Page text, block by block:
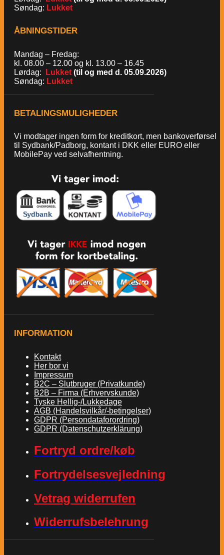
Søndag: Lukket
ÅBNINGSTIDER
Mandag – Fredag:
kl. 08.00 – 12.00 og kl. 13.00 – 16.45
Lørdag:
Lukket (til og med d. 05.09.2026)
Søndag: Lukket
BETALINGSMULIGHEDER
Vi modtager ingen form for kreditkort, men bankoverførsel
til Sydbank/Padborg, kontant i DKK eller EURO eller
MobilePay ved selvafhentning.
INFORMATION
Kontakt
Her bor vi
Impressum
B2C – Slutbruger (Privatkunde)
B2B – Firma (Erhvervskunde)
Tyske Hellig-/Lukkedage
AGB (Handelsvilkår/-betingelser)
GDPR (Persondataforordring)
GDPR (Datenschutzerklärung)
Fortryd ordre/køb
Fortrydelsesvejledning
Vetrag widerrufen
Widerrufsbelehrung